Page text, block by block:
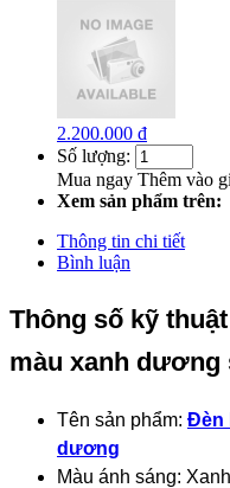
2.200.000 đ
Số lượng:
Mua ngay Thêm vào
Xem sản phẩm trên:
Thông tin chi tiết
Bình luận
Thông số kỹ
màu xanh dương
Tên sản phẩm: Đèn
dương
Màu ánh sáng: